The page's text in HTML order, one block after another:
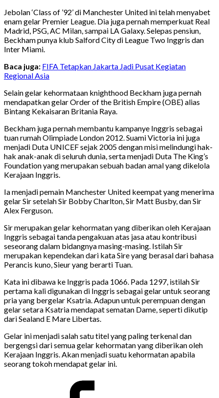
Jebolan ‘Class of ’92’ di Manchester United ini telah menyabet
enam gelar Premier League. Dia juga pernah memperkuat Real
Madrid, PSG, AC Milan, sampai LA Galaxy. Selepas pensiun,
Beckham punya klub Salford City di League Two Inggris dan
Inter Miami.
Baca juga: FIFA Tetapkan Jakarta Jadi Pusat Kegiatan
Regional Asia
Selain gelar kehormataan knighthood Beckham juga pernah
mendapatkan gelar Order of the British Empire (OBE) alias
Bintang Kekaisaran Britania Raya.
Beckham juga pernah membantu kampanye Inggris sebagai
tuan rumah Olimpiade London 2012. Suami Victoria ini juga
menjadi Duta UNICEF sejak 2005 dengan misi melindungi hak-
hak anak-anak di seluruh dunia, serta menjadi Duta The King’s
Foundation yang merupakan sebuah badan amal yang dikelola
Kerajaan Inggris.
Ia menjadi pemain Manchester United keempat yang menerima
gelar Sir setelah Sir Bobby Charlton, Sir Matt Busby, dan Sir
Alex Ferguson.
Sir merupakan gelar kehormatan yang diberikan oleh Kerajaan
Inggris sebagai tanda pengakuan atas jasa atau kontribusi
seseorang dalam bidangnya masing-masing. Istilah Sir
merupakan kependekan dari kata Sire yang berasal dari bahasa
Perancis kuno, Sieur yang berarti Tuan.
Kata ini dibawa ke Inggris pada 1066. Pada 1297, istilah Sir
pertama kali digunakan di Inggris sebagai gelar untuk seorang
pria yang bergelar Ksatria. Adapun untuk perempuan dengan
gelar setara Ksatria mendapat sematan Dame, seperti dikutip
dari Sealand E Mare Libertas.
Gelar ini menjadi salah satu titel yang paling terkenal dan
bergengsi dari semua gelar kehormatan yang diberikan oleh
Kerajaan Inggris. Akan menjadi suatu kehormatan apabila
seorang tokoh mendapat gelar ini.